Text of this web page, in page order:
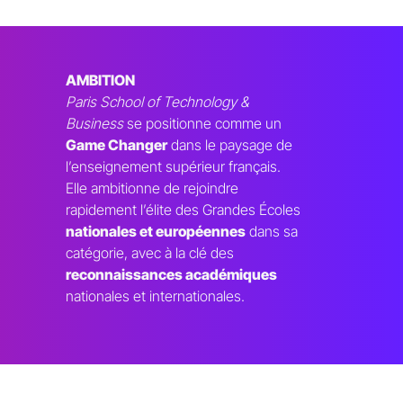
AMBITION
Paris School of Technology &
Businessse positionne comme un
Game Changerdans le paysage de
l’enseignement supérieur français.
Elle ambitionne de rejoindre
rapidement l’élite des Grandes Écoles
nationales et européennes dans sa
catégorie, avec à la clé des
reconnaissances académiques
nationales et internationales.